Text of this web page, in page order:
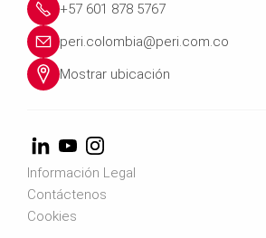
+57 601 878 5767
peri.colombia@peri.com.co
Mostrar ubicación
Información Legal
Contáctenos
Cookies